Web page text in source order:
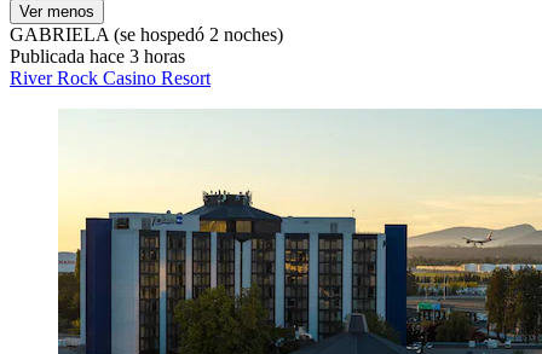
Ver menos
GABRIELA (se hospedó 2 noches)
Publicada hace 3 horas
River Rock Casino Resort